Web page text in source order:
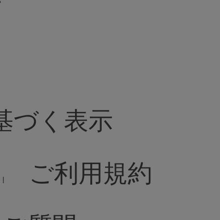
づく表示
ご利用規約